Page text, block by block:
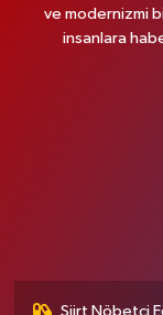
ve modernizmi
insanlara
Siirt Nöbetçi